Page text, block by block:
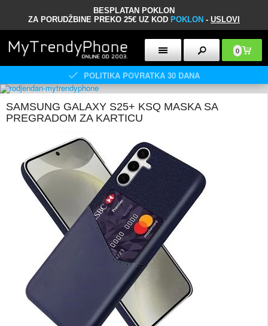
BESPLATAN POKLON
ZA PORUDŽBINE PREKO 25€ UZ KOD POKLON - USLOVI
0
POLITIKA POVRATKA 30 DANA
SAMSUNG GALAXY S25+ KSQ MASKA SA
PREGRADOM ZA KARTICU